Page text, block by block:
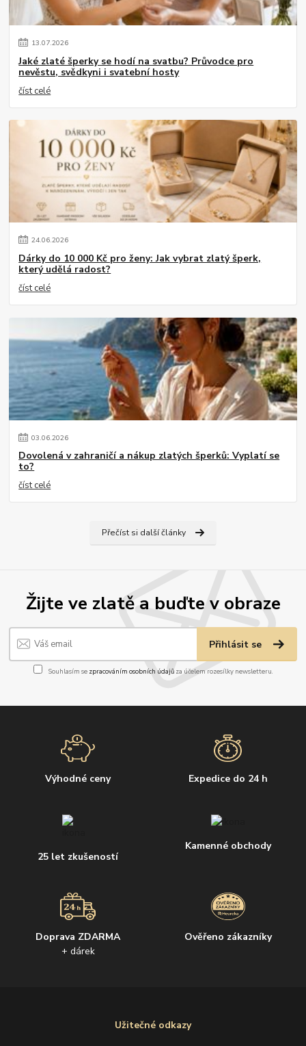
13.07.2026
Jaké zlaté šperky se hodí na svatbu? Průvodce pro
nevěstu, svědkyni i svatební hosty
číst celé
24.06.2026
Dárky do 10 000 Kč pro ženy: Jak vybrat zlatý šperk,
který udělá radost?
číst celé
03.06.2026
Dovolená v zahraničí a nákup zlatých šperků: Vyplatí se
to?
číst celé
Přečíst si další články
Žijte ve zlatě a buďte v obraze
Přihlásit se
Souhlasím se zpracováním osobních údajůza účelem rozesílky newsletteru.
Výhodné ceny Expedice do 24 h
25 let zkušeností
Kamenné obchody
Doprava ZDARMA
+ dárek
Ověřeno zákazníky
Užitečné odkazy